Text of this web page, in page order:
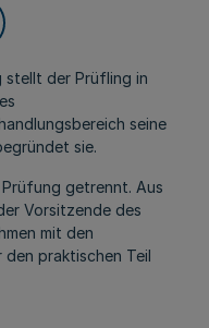
stellt der Prüfling in
seine
sie.
getrennt. Aus
Vorsitzende des
mit den
praktischen Teil